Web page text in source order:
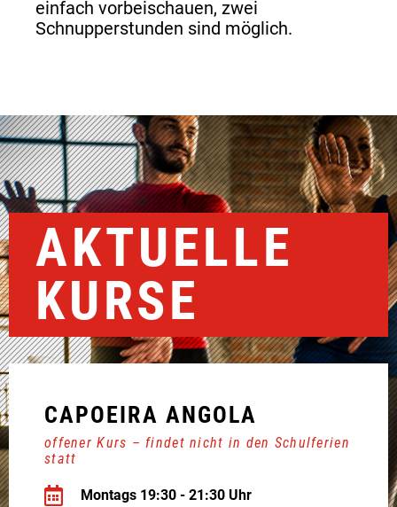
einfach vorbeischauen, zwei
Schnupperstunden sind möglich.
AKTUELLE
KURSE
CAPOEIRA ANGOLA
offener Kurs – findet nicht in den Schulferien
statt
Montags 19:30 - 21:30 Uhr